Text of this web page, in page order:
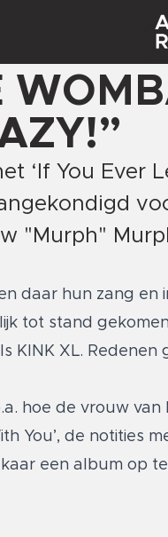
‘If You Ever
"Murph"
daar hun zang
tot stand
KINK XL.
hoe de vrouw
You’, de
een album op